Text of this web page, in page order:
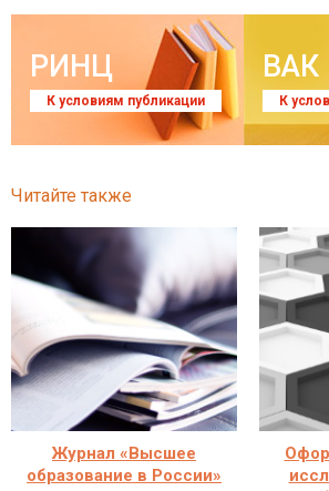
РИНЦ
К условиям публикации
ВАК
К
Читайте также
Журнал «Высшее
образование в России»